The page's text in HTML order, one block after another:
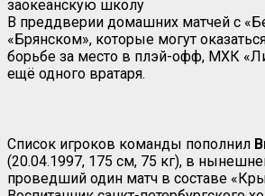
В преддверии домашних матчей с
«Брянском», которые могут
борьбе за место в плэй-офф, МХК
ещё одного вратаря.
Список игроков команды пополнил
(20.04.1997, 175 см, 75 кг), в
проведший один матч в составе